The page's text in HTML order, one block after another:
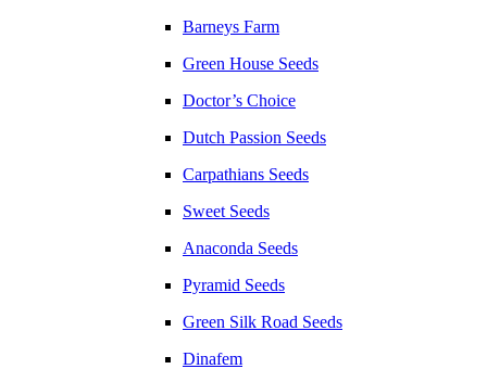
Barneys Farm
Green House Seeds
Doctor’s Choice
Dutch Passion Seeds
Carpathians Seeds
Sweet Seeds
Anaconda Seeds
Pyramid Seeds
Green Silk Road Seeds
Dinafem